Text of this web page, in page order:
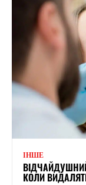
ІНШЕ
КОЛИ